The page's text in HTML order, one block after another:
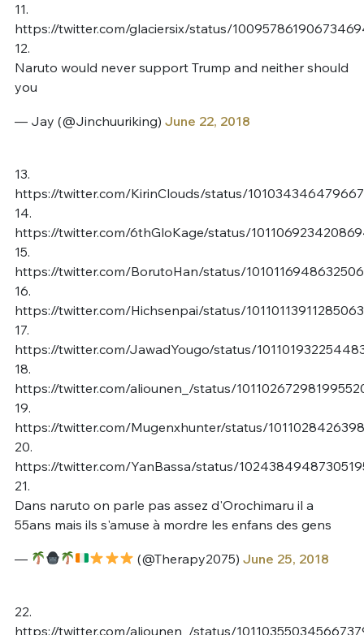
11.
https://twitter.com/glaciersix/status/
12.
Naruto would never support Trump and neither should
you
— Jay (@Jinchuuriking) June 22, 2018
13.
https://twitter.com/KirinClouds/status/
14.
https://twitter.com/6thGloKage/status/
15.
https://twitter.com/BorutoHan/status/
16.
https://twitter.com/Hichsenpai/status/
17.
https://twitter.com/JawadYougo/status/
18.
https://twitter.com/aliounen_/status/
19.
https://twitter.com/Mugenxhunter/status/
20.
https://twitter.com/YanBassa/status/
21.
Dans naruto on parle pas assez d'Orochimaru il a
55ans mais ils s'amuse à mordre les enfans des gens
— (@Therapy2075)June 25, 2018
22.
https://twitter.com/aliounen_/status/